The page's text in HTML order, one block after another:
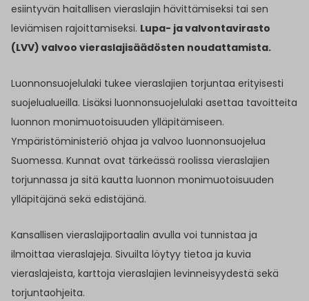
esiintyvän haitallisen vieraslajin hävittämiseksi tai sen
leviämisen rajoittamiseksi. Lupa- ja valvontavirasto
(LVV) valvoo vieraslajisäädösten noudattamista.
Luonnonsuojelulaki tukee vieraslajien torjuntaa erityisesti
suojelualueilla. Lisäksi luonnonsuojelulaki asettaa tavoitteita
luonnon monimuotoisuuden ylläpitämiseen.
Ympäristöministeriö ohjaa ja valvoo luonnonsuojelua
Suomessa. Kunnat ovat tärkeässä roolissa vieraslajien
torjunnassa ja sitä kautta luonnon monimuotoisuuden
ylläpitäjänä sekä edistäjänä.
Kansallisen vieraslajiportaalin avulla voi tunnistaa ja
ilmoittaa vieraslajeja. Sivuilta löytyy tietoa ja kuvia
vieraslajeista, karttoja vieraslajien levinneisyydestä sekä
torjuntaohjeita.